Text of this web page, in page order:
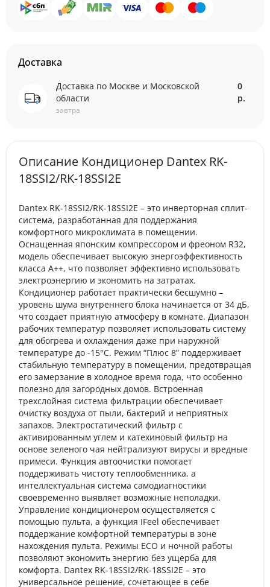
Доставка
Доставка по Москве и Московской
области
завтра
0
р.
Описание Кондиционер Dantex RK-
18SSI2/RK-18SSI2E
Dantex RK-18SSI2/RK-18SSI2E – это инверторная сплит-
система, разработанная для поддержания
комфортного микроклимата в помещении.
Оснащенная японским компрессором и фреоном R32,
модель обеспечивает высокую энергоэффективность
класса А++, что позволяет эффективно использовать
электроэнергию и экономить на затратах.
Кондиционер работает практически бесшумно –
уровень шума внутреннего блока начинается от 34 дБ,
что создает приятную атмосферу в комнате. Диапазон
рабочих температур позволяет использовать систему
для обогрева и охлаждения даже при наружной
температуре до -15°C. Режим “Плюс 8” поддерживает
стабильную температуру в помещении, предотвращая
его замерзание в холодное время года, что особенно
полезно для загородных домов. Встроенная
трехслойная система фильтрации обеспечивает
очистку воздуха от пыли, бактерий и неприятных
запахов. Электростатический фильтр с
активированным углем и катехиновый фильтр на
основе зеленого чая нейтрализуют вирусы и вредные
примеси. Функция автоочистки помогает
поддерживать чистоту теплообменника, а
интеллектуальная система самодиагностики
своевременно выявляет возможные неполадки.
Управление кондиционером осуществляется с
помощью пульта, а функция IFeel обеспечивает
поддержание комфортной температуры в зоне
нахождения пульта. Режимы ECO и ночной работы
позволяют экономить энергию без ущерба для
комфорта. Dantex RK-18SSI2/RK-18SSI2E – это
универсальное решение, сочетающее в себе